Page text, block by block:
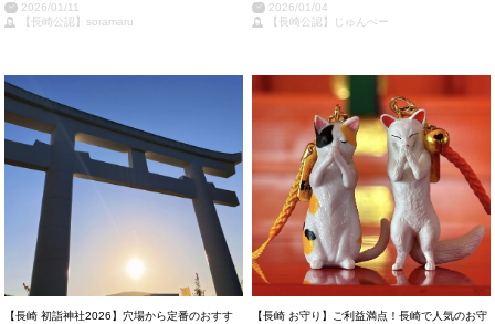
2026/01/11
【長崎公認】soramaru
2026/01/04
【長崎公認】じゅんぺー
【長崎 初詣神社2026】穴場から定番のおすす
【長崎 お守り】ご利益満点！長崎で人気のお守